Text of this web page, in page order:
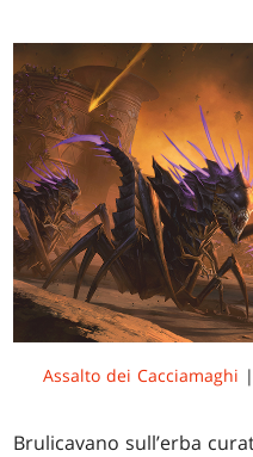
Assalto dei Cacciamaghi
Brulicavano sull’erba